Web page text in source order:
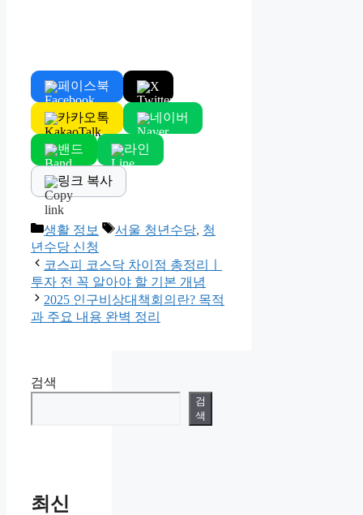
페이스북 X
카카오톡 네이버
밴드 라인
링크 복사
Categories
생활 정보 Tags
서울 청년수당, 청
년수당 신청
코스피 코스닥 차이점 총정리ㅣ
투자 전 꼭 알아야 할 기본 개념
2025 인구비상대책회의란? 목적
과 주요 내용 완벽 정리
검색
검
색
최신